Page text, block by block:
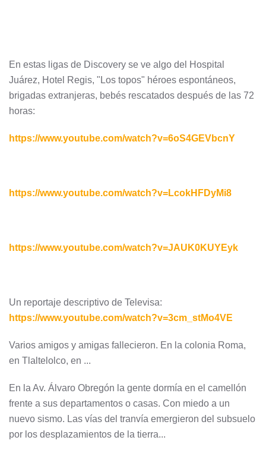
En estas ligas de Discovery se ve algo del Hospital
Juárez, Hotel Regis, "Los topos" héroes espontáneos,
brigadas extranjeras, bebés rescatados después de las 72
horas:
https://www.youtube.com/watch?v=6oS4GEVbcnY
https://www.youtube.com/watch?v=LcokHFDyMi8
https://www.youtube.com/watch?v=JAUK0KUYEyk
Un reportaje descriptivo de Televisa:
https://www.youtube.com/watch?v=3cm_stMo4VE
Varios amigos y amigas fallecieron. En la colonia Roma,
en Tlaltelolco, en ...
En la Av. Álvaro Obregón la gente dormía en el camellón
frente a sus departamentos o casas. Con miedo a un
nuevo sismo. Las vías del tranvía emergieron del subsuelo
por los desplazamientos de la tierra...